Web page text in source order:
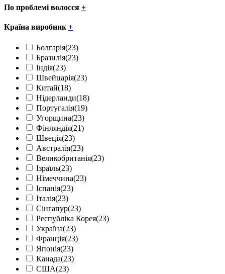
По проблемі волосся +
Країна виробник +
Болгарія(23)
Бразилія(23)
Індія(23)
Швейцарія(23)
Китай(18)
Нідерланди(18)
Португалія(19)
Угорщина(23)
Фінляндія(21)
Швеція(23)
Австралія(23)
Великобританія(23)
Ізраїль(23)
Німеччина(23)
Іспанія(23)
Італія(23)
Сінгапур(23)
Республіка Корея(23)
Україна(23)
Франція(23)
Японія(23)
Канада(23)
США(23)